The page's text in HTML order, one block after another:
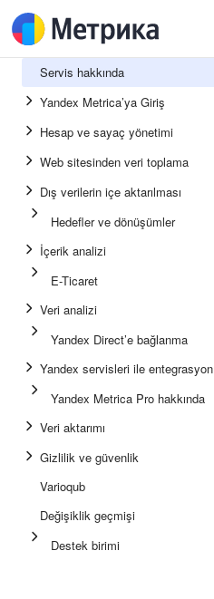
Servis hakkında
Yandex Metrica’ya Giriş
Hesap ve sayaç yönetimi
Web sitesinden veri toplama
Dış verilerin içe aktarılması
Hedefler ve dönüşümler
İçerik analizi
E-Ticaret
Veri analizi
Yandex Direct’e bağlanma
Yandex servisleri ile entegrasyon
Yandex Metrica Pro hakkında
Veri aktarımı
Gizlilik ve güvenlik
Varioqub
Değişiklik geçmişi
Destek birimi